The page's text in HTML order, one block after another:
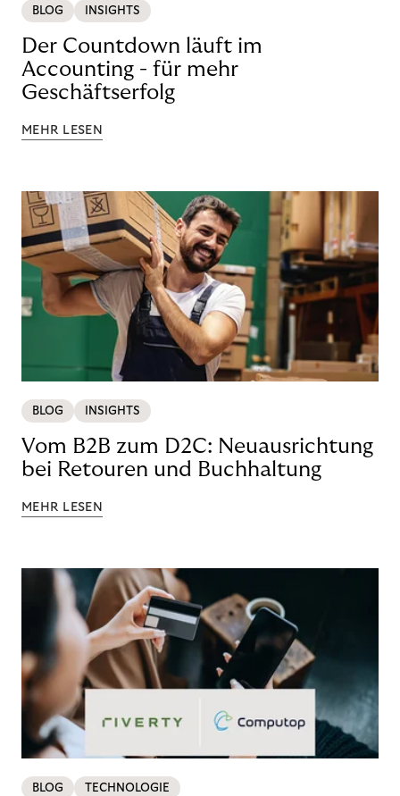
BLOG INSIGHTS
Der Countdown läuft im
Accounting - für mehr
Geschäftserfolg
MEHR LESEN
BLOG INSIGHTS
Vom B2B zum D2C: Neuausrichtung
bei Retouren und Buchhaltung
MEHR LESEN
BLOG TECHNOLOGIE